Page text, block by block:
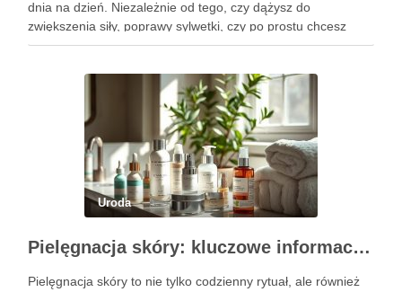
dnia na dzień. Niezależnie od tego, czy dążysz do
zwiększenia siły, poprawy sylwetki, czy po prostu chcesz
poczuć się lepiej w swoim ciele, odpowiednio dobrane
Uroda
Pielęgnacja skóry: kluczowe informacje i skuteczne metody
Pielęgnacja skóry to nie tylko codzienny rytuał, ale również